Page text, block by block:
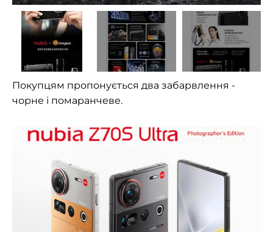
Покупцям пропонується два забарвлення -
чорне і помаранчеве.